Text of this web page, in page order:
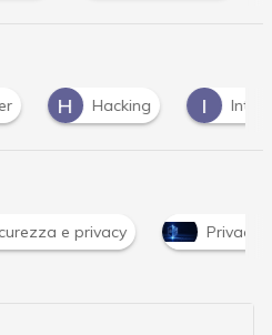
Intelligenza Artificiale
Privacy e Dati personali